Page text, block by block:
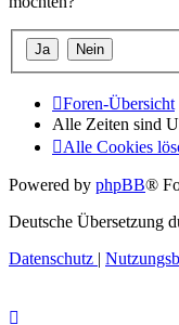
Foren-Übersicht
Alle Zeiten sind
Alle Cookies
Powered by phpBB®
Deutsche Übersetzung
Datenschutz |